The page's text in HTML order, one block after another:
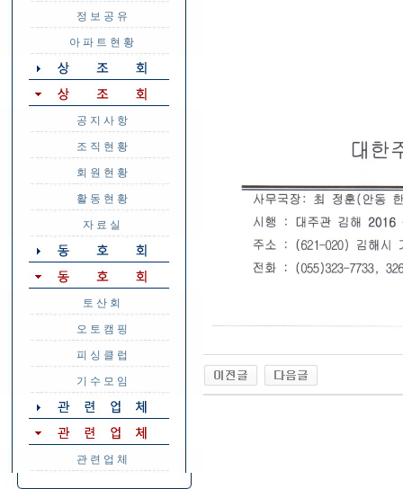
정 보 공 유
아 파 트 현 황
공 지 사 항
조 직 현 황
회 원 현 황
활 동 현 황
자 료 실
토 산 회
오 토 캠 핑
피 싱 클 럽
기 수 모 임
관 련 업 체